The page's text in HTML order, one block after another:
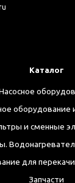
Каталог
оборудование
и сменные
для
Запчасти